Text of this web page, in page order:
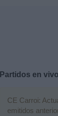
Partidos en
CE Carroi:
emitidos